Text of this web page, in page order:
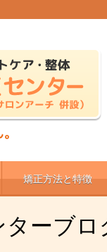
矯正方法と特徴
ターブロ